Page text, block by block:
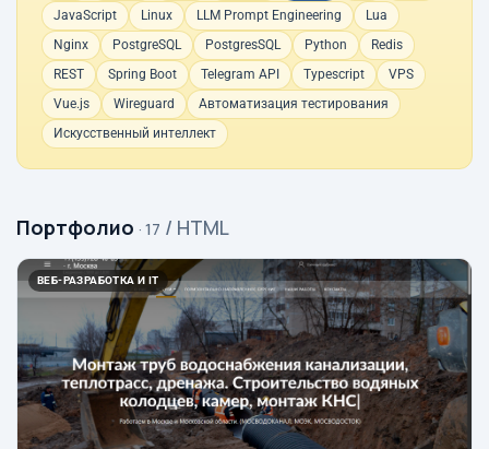
JavaScript
Linux LLM Prompt Engineering
Lua
Nginx
PostgreSQL PostgresSQL Python
Redis
REST
Spring Boot Telegram API Typescript
VPS
Vue.js
Wireguard
Автоматизация тестирования
Искусственный интеллект
Портфолио · 17 / HTML
ВЕБ-РАЗРАБОТКА И IT